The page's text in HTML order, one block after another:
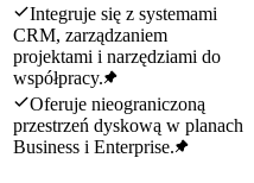
Integruje się z systemami
CRM, zarządzaniem
projektami i narzędziami do
współpracy.
Oferuje nieograniczoną
przestrzeń dyskową w planach
Business i Enterprise.